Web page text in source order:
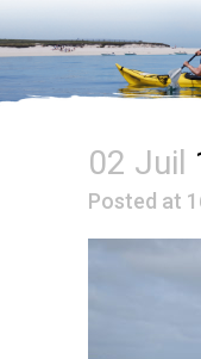
02 Juil
Posted at